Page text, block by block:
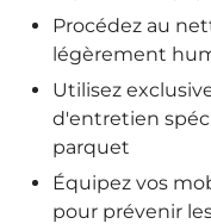
Procédez au
légèrement
Utilisez
d'entretien
parquet
Équipez vos
pour prévenir